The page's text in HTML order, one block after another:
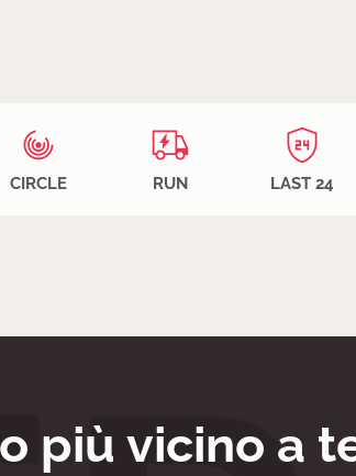
CIRCLE RUN LAST 24
più vicino a